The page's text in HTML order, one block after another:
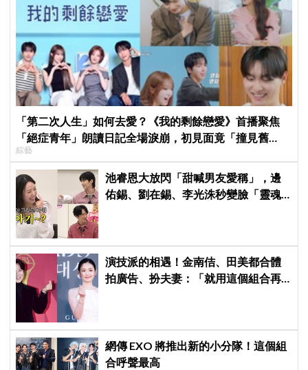
「第二次人生」如何去愛？《我的剩餘戀愛》首播聚焦
「絕症青年」朗讀日記全場淚崩，初見面竟「撞見舊
識」！
綜藝
池睿恩大放閃「甜喊男友愛稱」，邊
佑錫、劉在錫、李光洙秒變臉「靈魂
演技派的相遇！金南佶、田美都合體
拍廣告、扮夫妻：「就用這個組合再
網傳 EXO 將推出新的小分隊！這個組
合呼聲最高